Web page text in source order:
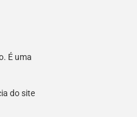
É uma
do site